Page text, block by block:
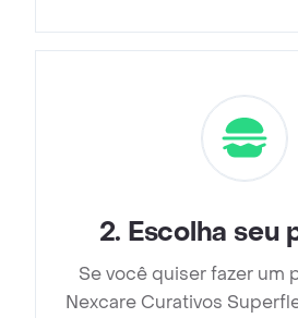
2. Escolha seu
Se você quiser fazer um
Nexcare Curativos